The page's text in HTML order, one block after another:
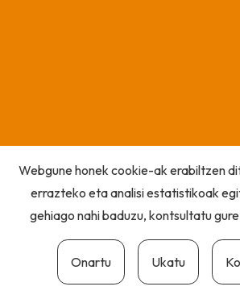
Webgune honek cookie-ak erabiltzen
errazteko eta analisi estatistikoak
gehiago nahi baduzu, kontsultatu gure
Onartu Ukatu